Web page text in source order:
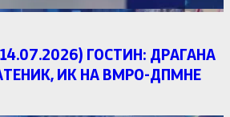
ГОСТИН: ДРАГАНА
ИК НА ВМРО-ДПМНЕ